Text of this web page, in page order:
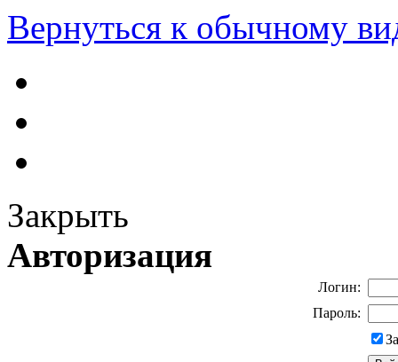
Вернуться к обычному
Закрыть
Авторизация
Логин:
Пароль: